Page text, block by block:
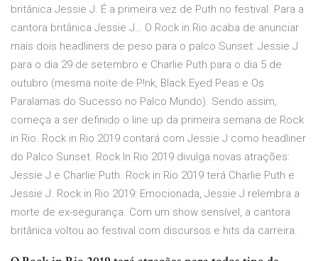
britânica Jessie J. É a primeira vez de Puth no festival. Para a
cantora britânica Jessie J… O Rock in Rio acaba de anunciar
mais dois headliners de peso para o palco Sunset: Jessie J
para o dia 29 de setembro e Charlie Puth para o dia 5 de
outubro (mesma noite de P!nk, Black Eyed Peas e Os
Paralamas do Sucesso no Palco Mundo). Sendo assim,
começa a ser definido o line up da primeira semana de Rock
in Rio. Rock in Rio 2019 contará com Jessie J como headliner
do Palco Sunset. Rock In Rio 2019 divulga novas atrações:
Jessie J e Charlie Puth. Rock in Rio 2019 terá Charlie Puth e
Jessie J. Rock in Rio 2019: Emocionada, Jessie J relembra a
morte de ex-segurança. Com um show sensível, a cantora
britânica voltou ao festival com discursos e hits da carreira.